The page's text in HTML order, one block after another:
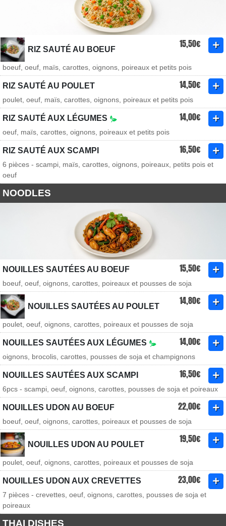
RIZ SAUTÉ AU BOEUF 15,50€
boeuf, oeuf, maïs, carottes, oignons, poireaux et petits pois
RIZ SAUTÉ AU POULET 14,50€
poulet, oeuf, maïs, carottes, oignons, poireaux et petits pois
RIZ SAUTÉ AUX LÉGUMES 14,00€
oeuf, maïs, carottes, oignons, poireaux et petits pois
RIZ SAUTÉ AUX SCAMPI 16,50€
6 pièces - scampi, maïs, carottes, oignons, poireaux, petits pois et
oeuf
NOODLES
NOUILLES SAUTÉES AU BOEUF 15,50€
boeuf, oeuf, oignons, carottes, poireaux et pousses de soja
NOUILLES SAUTÉES AU POULET 14,80€
poulet, oeuf, oignons, carottes, poireaux et pousses de soja
NOUILLES SAUTÉES AUX LÉGUMES 14,00€
oignons, brocolis, carottes, pousses de soja et champignons
NOUILLES SAUTÉES AUX SCAMPI 16,50€
6pcs - scampi, oeuf, oignons, carottes, pousses de soja et poireaux
NOUILLES UDON AU BOEUF 22,00€
boeuf, oeuf, oignons, carottes, poireaux et pousses de soja
NOUILLES UDON AU POULET 19,50€
poulet, oeuf, oignons, carottes, poireaux et pousses de soja
NOUILLES UDON AUX CREVETTES 23,00€
7 pièces - crevettes, oeuf, oignons, carottes, pousses de soja et
poireaux
THAI DISHES